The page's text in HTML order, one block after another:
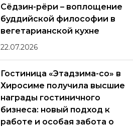
Сёдзин-рёри – воплощение
буддийской философии в
вегетарианской кухне
22.07.2026
Гостиница «Этадзима-со» в
Хиросиме получила высшие
награды гостиничного
бизнеса: новый подход к
работе и особая забота о